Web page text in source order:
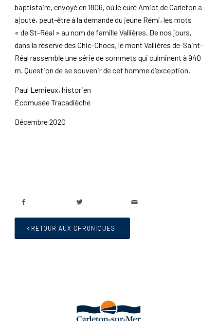
baptistaire, envoyé en 1806, où le curé Amiot de Carleton a
ajouté, peut-être à la demande du jeune Rémi, les mots
« de St-Réal » au nom de famille Vallières. De nos jours,
dans la réserve des Chic-Chocs, le mont Vallières de-Saint-
Réal rassemble une série de sommets qui culminent à 940
m. Question de se souvenir de cet homme d’exception.
Paul Lemieux, historien
Écomusée Tracadièche
Décembre 2020
RETOUR AUX CHRONIQUES